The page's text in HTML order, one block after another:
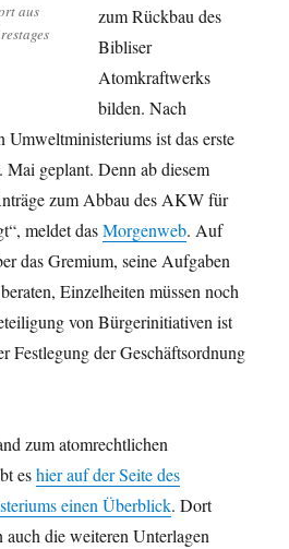
aus
zum Rückbau des
Bibliser
Atomkraftwerks
bilden. Nach
Umweltministeriums ist das erste
geplant. Denn ab diesem
zum Abbau des AKW für
meldet dasMorgenweb. Auf
das Gremium, seine Aufgaben
Einzelheiten müssen noch
von Bürgerinitiativen ist
Festlegung der Geschäftsordnung
zum atomrechtlichen
eshier auf der Seite des
einen Überblick. Dort
die weiteren Unterlagen